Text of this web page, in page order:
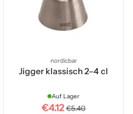
nordicbar
Jigger klassisch 2–4 cl
Auf Lager
€4.12 €5.40